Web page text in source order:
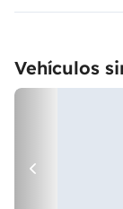
Vehículos